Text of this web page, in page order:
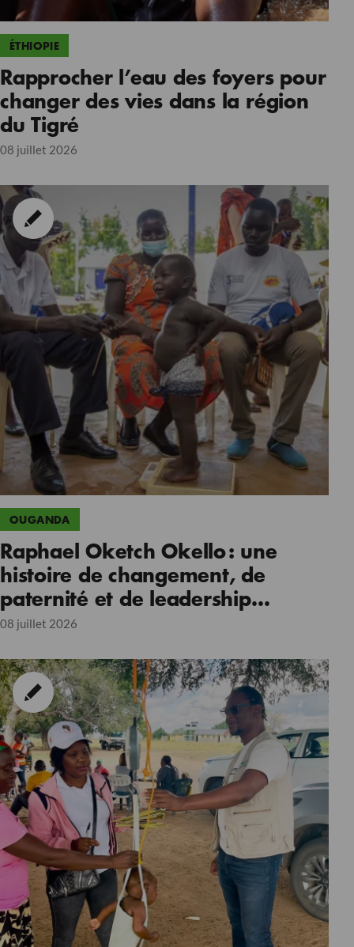
ÉTHIOPIE
Rapprocher l’eau des foyers pour
changer des vies dans la région
du Tigré
08 juillet 2026
OUGANDA
Raphael Oketch Okello : une
histoire de changement, de
paternité et de leadership
communautaire
08 juillet 2026